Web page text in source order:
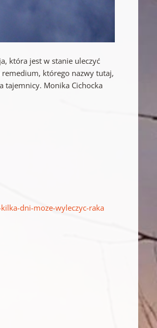
która jest w stanie uleczyć
remedium, którego nazwy tutaj,
tajemnicy. Monika Cichocka
dni-moze-wyleczyc-raka